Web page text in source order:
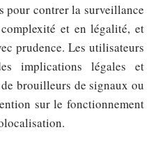
pour contrer la surveillance
et en légalité, et
prudence. Les utilisateurs
implications légales et
brouilleurs de signaux ou
sur le fonctionnement